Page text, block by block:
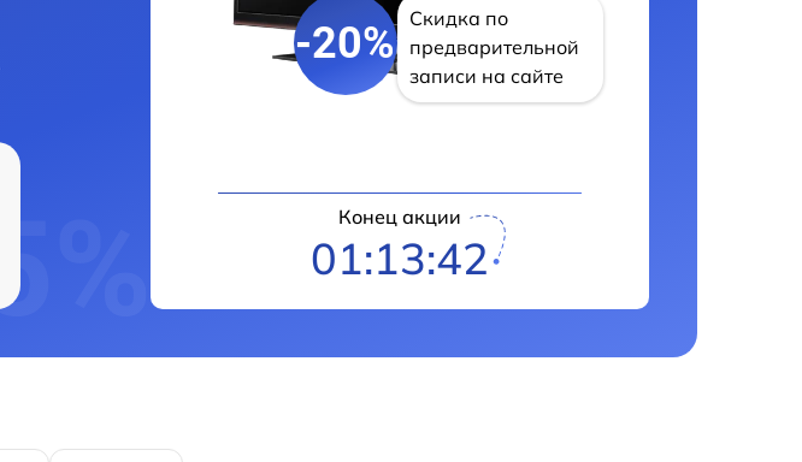
-20%
Скидка по
предварительной
записи на сайте
Конец акции
01:13:41